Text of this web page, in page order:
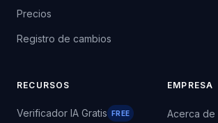
Precios
Registro de cambios
RECURSOS
Verificador IA Gratis FREE
EMPRESA
Acerca de